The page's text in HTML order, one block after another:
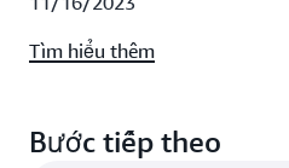
Tìm hiểu thêm
Bước tiếp theo